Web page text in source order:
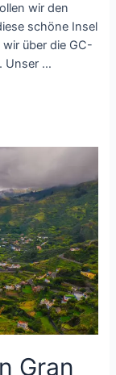
wir den
schöne Insel
über die GC-
Unser …
Gran